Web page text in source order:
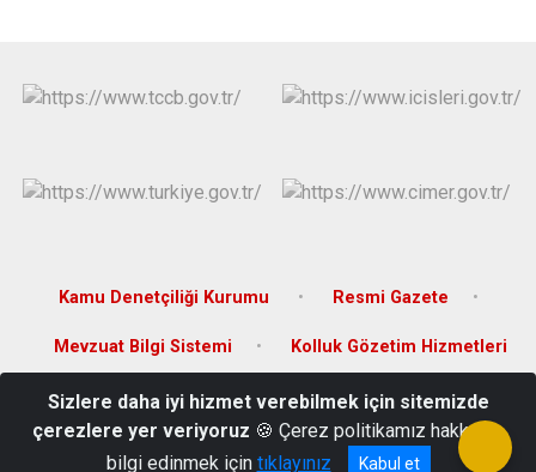
Kamu Denetçiliği Kurumu Resmi Gazete
Mevzuat Bilgi Sistemi Kolluk Gözetim Hizmetleri
Çamaltı Mahallesi Çamaltı 4 Sokak No:2 Yayladağı / HATAY
Telefon: 03264713300 Fax : 03264713302
Sizlere daha iyi hizmet verebilmek için sitemizde
çerezlere yer veriyoruz 🍪 Çerez politikamız hakkında
bilgi edinmek için tıklayınız Kabul et